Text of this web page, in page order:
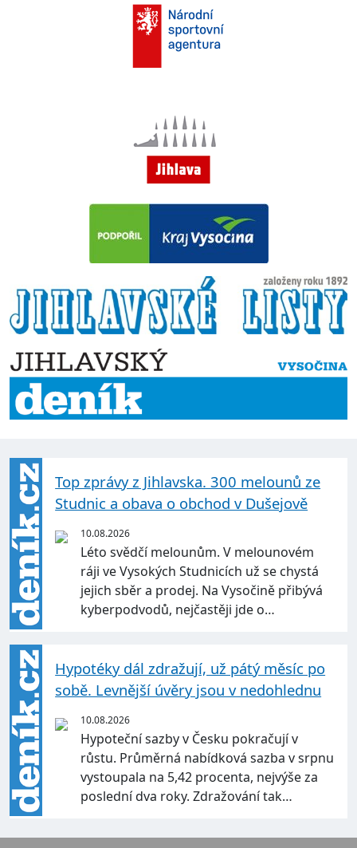
Top zprávy z Jihlavska. 300 melounů ze
Studnic a obava o obchod v Dušejově
10.08.2026
Léto svědčí melounům. V melounovém
ráji ve Vysokých Studnicích už se chystá
jejich sběr a prodej. Na Vysočině přibývá
kyberpodvodů, nejčastěji jde o…
Hypotéky dál zdražují, už pátý měsíc po
sobě. Levnější úvěry jsou v nedohlednu
10.08.2026
Hypoteční sazby v Česku pokračují v
růstu. Průměrná nabídková sazba v srpnu
vystoupala na 5,42 procenta, nejvýše za
poslední dva roky. Zdražování tak…